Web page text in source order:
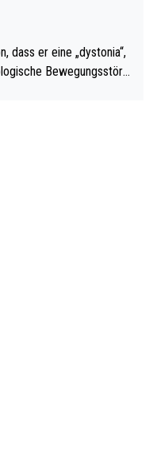
dass er eine „dystonia“,
Bewegungsstöru